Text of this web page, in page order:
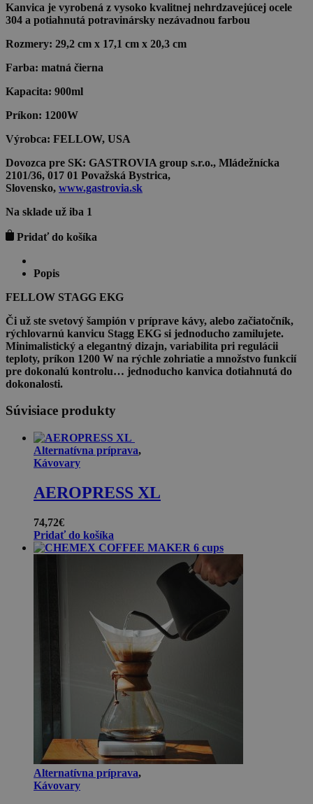
Kanvica je vyrobená z vysoko kvalitnej nehrdzavejúcej ocele
304 a potiahnutá potravinársky nezávadnou farbou
Rozmery: 29,2 cm x 17,1 cm x 20,3 cm
Farba: matná čierna
Kapacita: 900ml
Príkon: 1200W
Výrobca: FELLOW, USA
Dovozca pre SK: GASTROVIA group s.r.o., Mládežnícka
2101/36, 017 01 Považská Bystrica,
Slovensko, www.gastrovia.sk
Na sklade už iba 1
množstvo
STAGG
EKG
BLACK
Pridať do košíka
Popis
FELLOW STAGG EKG
Či už ste svetový šampión v príprave kávy, alebo začiatočník,
rýchlovarnú kanvicu Stagg EKG si jednoducho zamilujete.
Minimalistický a elegantný dizajn, variabilita pri regulácii
teploty, príkon 1200 W na rýchle zohriatie a množstvo funkcií
pre dokonalú kontrolu… jednoducho kanvica dotiahnutá do
dokonalosti.
Súvisiace produkty
Alternatívna príprava,
Kávovary
AEROPRESS XL
74,72€
Pridať do košíka
Alternatívna príprava,
Kávovary